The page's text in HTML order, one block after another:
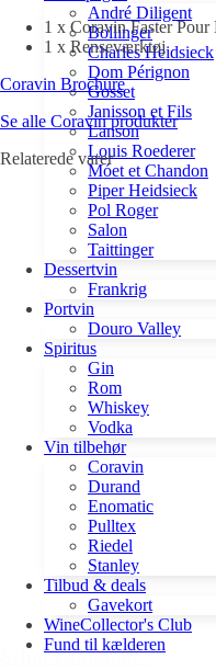
André Diligent
Bollinger
Charles Heidsieck
Dom Pérignon
Gosset
Janisson et Fils
Lanson
Louis Roederer
Móet et Chandon
Piper Heidsieck
Pol Roger
Salon
Taittinger
Dessertvin
Frankrig
Portvin
Douro Valley
Spiritus
Gin
Rom
Whiskey
Vodka
Vin tilbehør
Coravin
Durand
Enomatic
Pulltex
Riedel
Stanley
Tilbud & deals
Gavekort
WineCollector's Club
Fund til kælderen
1 x Coravin Faster Pour
1 x Renseværktøj
Coravin Brochure
Se alle Coravin produkter
Relaterede varer
Schur DropStop -